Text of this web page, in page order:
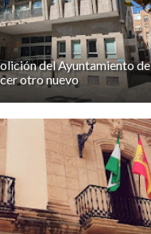
del Ayuntamiento de
otro nuevo